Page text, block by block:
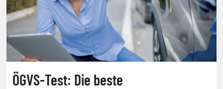
ÖGVS-Test: Die beste